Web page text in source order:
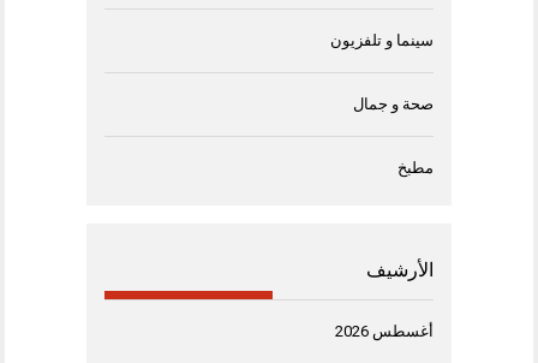
سينما و تلفزيون
صحة و جمال
مطبخ
الأرشيف
أغسطس 2026